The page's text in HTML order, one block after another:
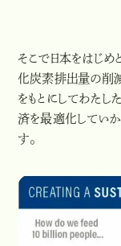
そこで日本をはじ
化炭素排出量の削
をもとにしてわたし
済を最適化してい
す。